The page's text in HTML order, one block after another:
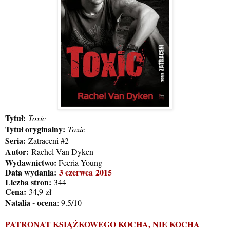
Tytuł: Toxic
Tytuł oryginalny: Toxic
Seria: Zatraceni #2
Autor: Rachel Van Dyken
Wydawnictwo: Feeria Young
Data wydania: 3 czerwca 2015
Liczba stron: 344
Cena: 34,9 zł
Natalia - ocena: 9.5/10
PATRONAT KSIĄŻKOWEGO KOCHA, NIE KOCHA